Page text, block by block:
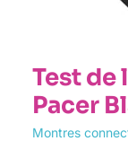
Test de
Pacer
Montres